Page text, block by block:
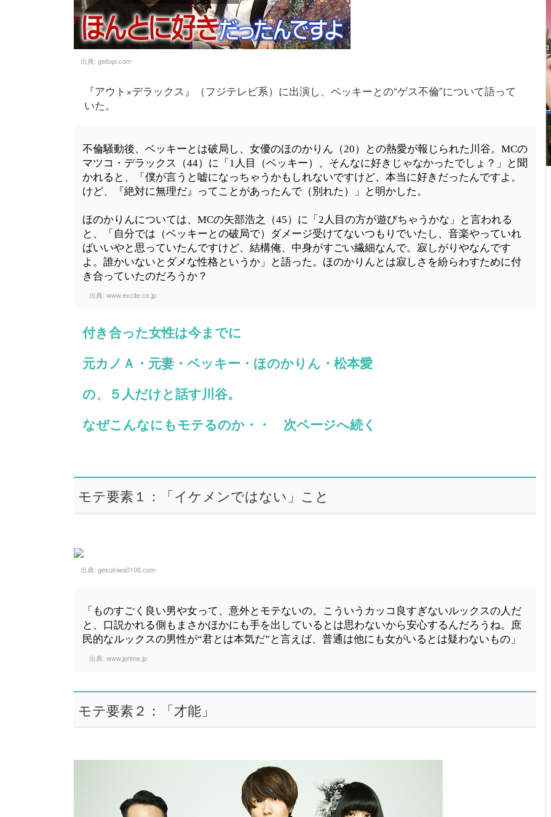
出典: geitopi.com
『アウト×デラックス』（フジテレビ系）に出演し、ベッキーとの“ゲス不倫”について語って
いた。
不倫騒動後、ベッキーとは破局し、女優のほのかりん（20）との熱愛が報じられた川谷。MCの
マツコ・デラックス（44）に「1人目（ベッキー）、そんなに好きじゃなかったでしょ？」と聞
かれると、「僕が言うと嘘になっちゃうかもしれないですけど、本当に好きだったんですよ。
けど、『絶対に無理だ』ってことがあったんで（別れた）」と明かした。
ほのかりんについては、MCの矢部浩之（45）に「2人目の方が遊びちゃうかな」と言われる
と、「自分では（ベッキーとの破局で）ダメージ受けてないつもりでいたし、音楽やっていれ
ばいいやと思っていたんですけど、結構俺、中身がすごい繊細なんで。寂しがりやなんです
よ。誰かいないとダメな性格というか」と語った。ほのかりんとは寂しさを紛らわすために付
き合っていたのだろうか？
出典: www.excite.co.jp
付き合った女性は今までに
元カノＡ・元妻・ベッキー・ほのかりん・松本愛
の、５人だけと話す川谷。
なぜこんなにもモテるのか・・ 次ページへ続く
モテ要素１：「イケメンではない」こと
出典: gesukiwa0106.com
「ものすごく良い男や女って、意外とモテないの。こういうカッコ良すぎないルックスの人だ
と、口説かれる側もまさかほかにも手を出しているとは思わないから安心するんだろうね。庶
民的なルックスの男性が“君とは本気だ”と言えば、普通は他にも女がいるとは疑わないもの」
出典: www.jprime.jp
モテ要素２：「才能」